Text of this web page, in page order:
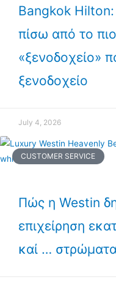
Bangkok Hilton:
πίσω από το
«ξενοδοχείο»
ξενοδοχείο
July 4, 2026
CUSTOMER SERVICE
Πώς η Westin
επιχείρηση
καί …